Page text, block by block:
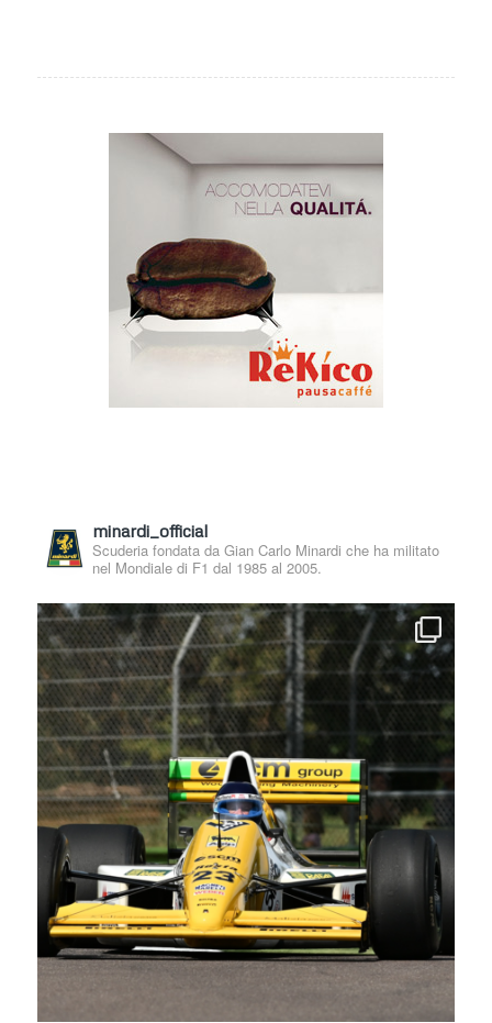
minardi_official
Scuderia fondata da Gian Carlo Minardi che ha militato
nel Mondiale di F1 dal 1985 al 2005.